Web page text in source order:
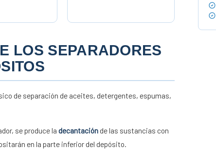
LOS SEPARADORES
de separación de aceites, detergentes, espumas,
se produce la decantaciónde las sustancias con
en la parte inferior del depósito.